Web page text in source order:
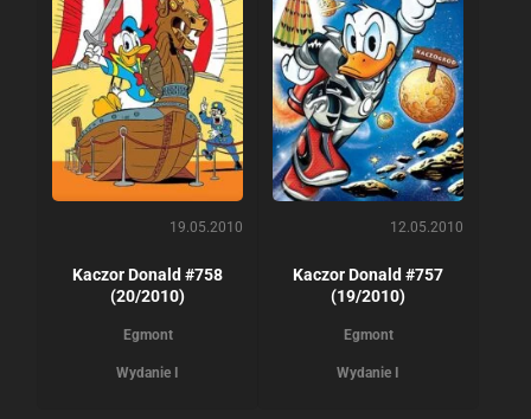
19.05.2010
Kaczor Donald #758
(20/2010)
Egmont
Wydanie I
12.05.2010
Kaczor Donald #757
(19/2010)
Egmont
Wydanie I